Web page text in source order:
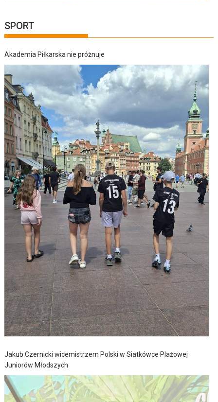
SPORT
Akademia Piłkarska nie próżnuje
Jakub Czernicki wicemistrzem Polski w Siatkówce Plażowej
Juniorów Młodszych